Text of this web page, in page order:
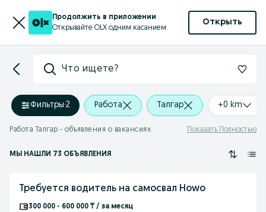
Продолжить в приложении
Открывайте OLX одним касанием
Открыть
Что ищете?
Фильтры·2 Работа Талгар +0 km
Работа Талгар - объявления о вакансиях Показать Полностью
МЫ НАШЛИ 73 ОБЪЯВЛЕНИЯ
Требуется водитель на самосвал Howo
300 000 - 600 000 ₸ / за месяц